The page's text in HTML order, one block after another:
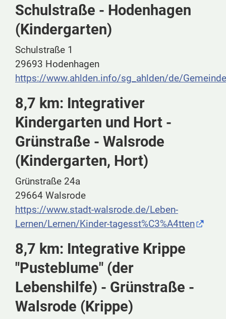
Schulstraße - Hodenhagen
(Kindergarten)
Schulstraße 1
29693 Hodenhagen
https://www.ahlden.info/sg_ahlden/de/
8,7 km: Integrativer
Kindergarten und Hort -
Grünstraße - Walsrode
(Kindergarten, Hort)
Grünstraße 24a
29664 Walsrode
https://www.stadt-walsrode.de/Leben-
Lernen/Lernen/Kinder-tagesst%C3%A4tten
8,7 km: Integrative Krippe
"Pusteblume" (der
Lebenshilfe) - Grünstraße -
Walsrode (Krippe)